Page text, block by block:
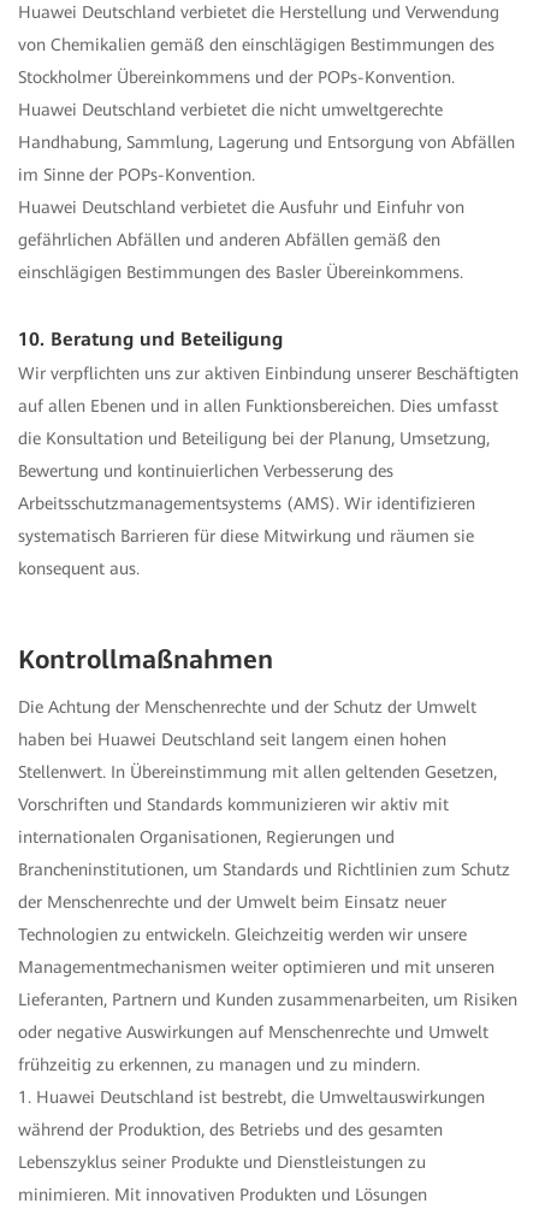
Huawei Deutschland verbietet die Herstellung und Verwendung
von Chemikalien gemäß den einschlägigen Bestimmungen des
Stockholmer Übereinkommens und der POPs-Konvention.
Huawei Deutschland verbietet die nicht umweltgerechte
Handhabung, Sammlung, Lagerung und Entsorgung von Abfällen
im Sinne der POPs-Konvention.
Huawei Deutschland verbietet die Ausfuhr und Einfuhr von
gefährlichen Abfällen und anderen Abfällen gemäß den
einschlägigen Bestimmungen des Basler Übereinkommens.
10. Beratung und Beteiligung
Wir verpflichten uns zur aktiven Einbindung unserer Beschäftigten
auf allen Ebenen und in allen Funktionsbereichen. Dies umfasst
die Konsultation und Beteiligung bei der Planung, Umsetzung,
Bewertung und kontinuierlichen Verbesserung des
Arbeitsschutzmanagementsystems (AMS). Wir identifizieren
systematisch Barrieren für diese Mitwirkung und räumen sie
konsequent aus.
Kontrollmaßnahmen
Die Achtung der Menschenrechte und der Schutz der Umwelt
haben bei Huawei Deutschland seit langem einen hohen
Stellenwert. In Übereinstimmung mit allen geltenden Gesetzen,
Vorschriften und Standards kommunizieren wir aktiv mit
internationalen Organisationen, Regierungen und
Brancheninstitutionen, um Standards und Richtlinien zum Schutz
der Menschenrechte und der Umwelt beim Einsatz neuer
Technologien zu entwickeln. Gleichzeitig werden wir unsere
Managementmechanismen weiter optimieren und mit unseren
Lieferanten, Partnern und Kunden zusammenarbeiten, um Risiken
oder negative Auswirkungen auf Menschenrechte und Umwelt
frühzeitig zu erkennen, zu managen und zu mindern.
1. Huawei Deutschland ist bestrebt, die Umweltauswirkungen
während der Produktion, des Betriebs und des gesamten
Lebenszyklus seiner Produkte und Dienstleistungen zu
minimieren. Mit innovativen Produkten und Lösungen